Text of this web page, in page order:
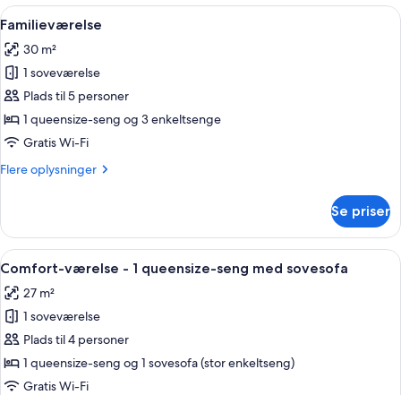
enkeltsenge
Indlæs
alle
billeder
af
Familieværelse
En pænt redt seng med hvide
7
Familieværelse
30 m²
1 soveværelse
Plads til 5 personer
1 queensize-seng og 3 enkeltsenge
Gratis Wi-Fi
Flere oplysninger
Flere
Se priser
Indlæs
alle
billeder
af
Comfort-
værelse
-
Et hotelværelse med en seng, en
8
Comfort-værelse - 1 queensize-seng med sovesofa
27 m²
1 soveværelse
Plads til 4 personer
1 queensize-seng og 1 sovesofa (stor enkeltseng)
Gratis Wi-Fi